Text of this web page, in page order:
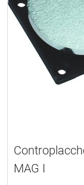
MAG I